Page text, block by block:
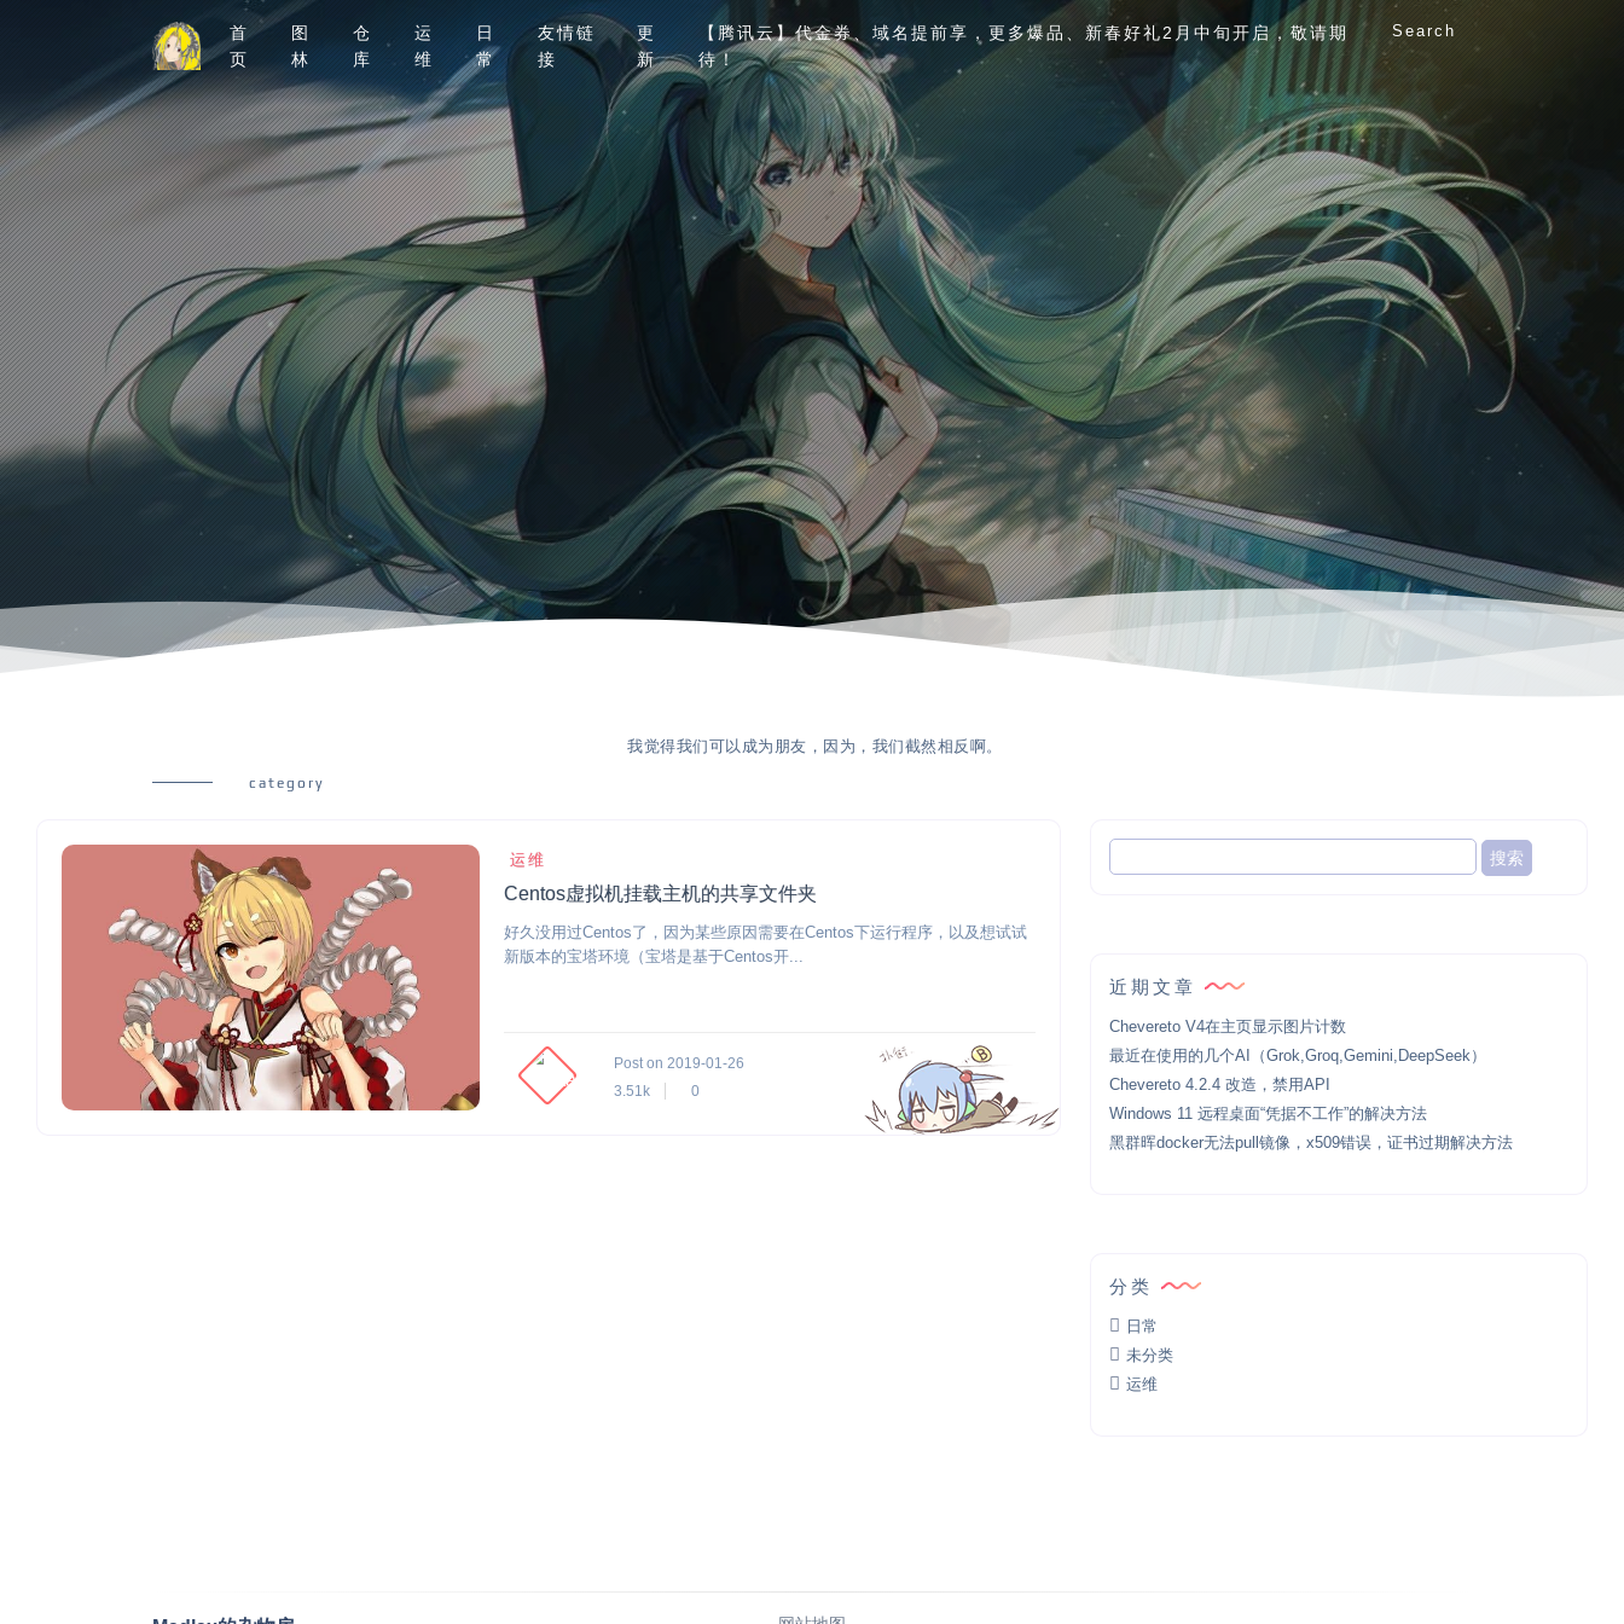
首
页
图
林
仓
库
运
维
日
常
友情链
接
更
新
【腾讯云】代金券、域名提前享，更多爆品、新春好礼2月中旬开启，敬请期
待！
Search
我觉得我们可以成为朋友，因为，我们截然相反啊。
category
运维
Centos虚拟机挂载主机的共享文件夹
好久没用过Centos了，因为某些原因需要在Centos下运行程序，以及想试试
新版本的宝塔环境（宝塔是基于Centos开...
Post on 2019-01-26
3.51k
0
近期文章
Chevereto V4在主页显示图片计数
最近在使用的几个AI（Grok,Groq,Gemini,DeepSeek）
Chevereto 4.2.4 改造，禁用API
Windows 11 远程桌面“凭据不工作”的解决方法
黑群晖docker无法pull镜像，x509错误，证书过期解决方法
分类
日常
未分类
运维